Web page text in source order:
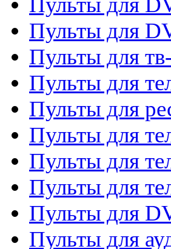
Пульты для
Пульты для
Пульты для
Пульты для
Пульты для
Пульты для
Пульты для
Пульты для
Пульты для